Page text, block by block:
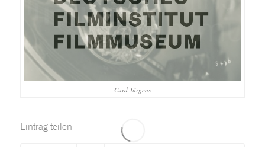
Curd Jürgens
Eintrag teilen